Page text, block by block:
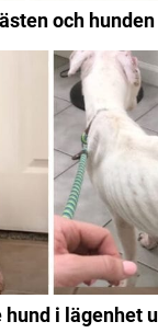
och
i lägenhet